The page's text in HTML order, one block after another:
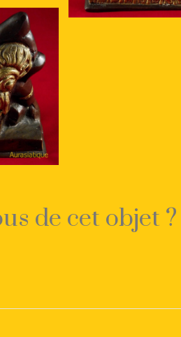
de cet objet ?